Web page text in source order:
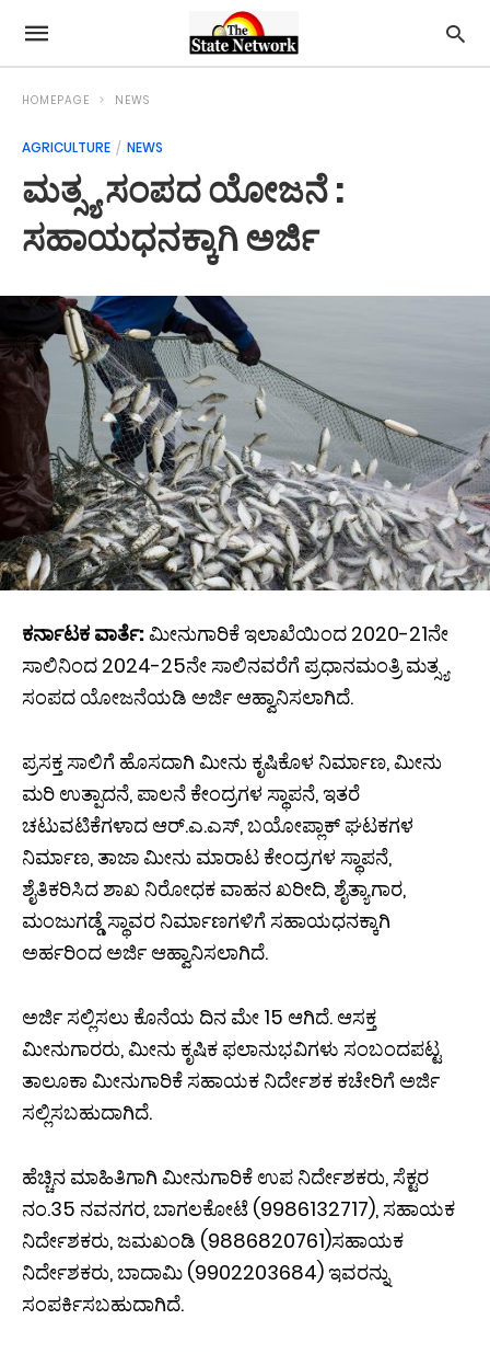
HOMEPAGE NEWS
AGRICULTURE NEWS
ಮತ್ಸ್ಯ ಸಂಪದ ಯೋಜನೆ :
ಸಹಾಯಧನಕ್ಕಾಗಿ ಅರ್ಜಿ
ಕರ್ನಾಟಕ ವಾರ್ತೆ:ಮೀನುಗಾರಿಕೆ ಇಲಾಖೆಯಿಂದ 2020-21ನೇ
ಸಾಲಿನಿಂದ 2024-25ನೇ ಸಾಲಿನವರೆಗೆ ಪ್ರಧಾನಮಂತ್ರಿ ಮತ್ಸ್ಯ
ಸಂಪದ ಯೋಜನೆಯಡಿ ಅರ್ಜಿ ಆಹ್ವಾನಿಸಲಾಗಿದೆ.
ಪ್ರಸಕ್ತ ಸಾಲಿಗೆ ಹೊಸದಾಗಿ ಮೀನು ಕೃಷಿಕೊಳ ನಿರ್ಮಾಣ, ಮೀನು
ಮರಿ ಉತ್ಪಾದನೆ, ಪಾಲನೆ ಕೇಂದ್ರಗಳ ಸ್ಥಾಪನೆ, ಇತರೆ
ಚಟುವಟಿಕೆಗಳಾದ ಆರ್.ಎ.ಎಸ್, ಬಯೋಪ್ಲಾಕ್ ಘಟಕಗಳ
ನಿರ್ಮಾಣ, ತಾಜಾ ಮೀನು ಮಾರಾಟ ಕೇಂದ್ರಗಳ ಸ್ಥಾಪನೆ,
ಶೈತಿಕರಿಸಿದ ಶಾಖ ನಿರೋಧಕ ವಾಹನ ಖರೀದಿ, ಶೈತ್ಯಾಗಾರ,
ಮಂಜುಗಡ್ಡೆ ಸ್ಥಾವರ ನಿರ್ಮಾಣಗಳಿಗೆ ಸಹಾಯಧನಕ್ಕಾಗಿ
ಅರ್ಹರಿಂದ ಅರ್ಜಿ ಆಹ್ವಾನಿಸಲಾಗಿದೆ.
ಅರ್ಜಿ ಸಲ್ಲಿಸಲು ಕೊನೆಯ ದಿನ ಮೇ 15 ಆಗಿದೆ. ಆಸಕ್ತ
ಮೀನುಗಾರರು, ಮೀನು ಕೃಷಿಕ ಫಲಾನುಭವಿಗಳು ಸಂಬಂದಪಟ್ಟ
ತಾಲೂಕಾ ಮೀನುಗಾರಿಕೆ ಸಹಾಯಕ ನಿರ್ದೇಶಕ ಕಚೇರಿಗೆ ಅರ್ಜಿ
ಸಲ್ಲಿಸಬಹುದಾಗಿದೆ.
ಹೆಚ್ಚಿನ ಮಾಹಿತಿಗಾಗಿ ಮೀನುಗಾರಿಕೆ ಉಪ ನಿರ್ದೇಶಕರು, ಸೆಕ್ಟರ
ನಂ.35 ನವನಗರ, ಬಾಗಲಕೋಟೆ (9986132717), ಸಹಾಯಕ
ನಿರ್ದೇಶಕರು, ಜಮಖಂಡಿ (9886820761)ಸಹಾಯಕ
ನಿರ್ದೇಶಕರು, ಬಾದಾಮಿ (9902203684) ಇವರನ್ನು
ಸಂಪರ್ಕಿಸಬಹುದಾಗಿದೆ.